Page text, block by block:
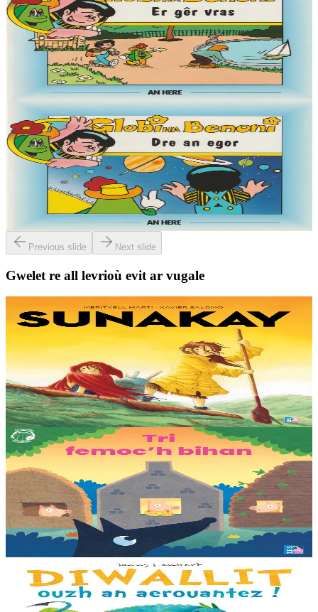
Globi ha Benoni - Er gêr vras (3)
« Demat, Globi eo ma anv, ha deuet on war an Douar da welet ma
mignon Benoni. Pell-pell amzer zo e oa ken brav ar blanedenn
m'edon o vevañ hag an Douar....
Er stok4,50 €
6 vloaz hag ouzhpenn
An Here
Globi ha Benoni - Dre an egor (2)
« Demat, Globi eo ma anv, ha deuet on war an Douar da welet ma
mignon Benoni. Pell-pell amzer zo e oa ken brav ar blanedenn
m'edon o vevañ hag an Douar....
Er stok4,50 €
Previous slide Next slide
Gwelet re all levrioù evit ar vugale
TES
Sunakay
Deuet eo ar mor da vezañ ur pezh lennad loustoni hep netra vev
ennañ ken. Div c’hoar zo o chom war un enez plastik, o klask bevañ
evel ma c’hallont, e-touez al lastez....
Er stok25,00 €
3 bloaz hag ouzhpenn
TES
Tri femoc'h bihan
Ur wech e oa tri femoc’h bihan hag a veve eürus gant o zud. Un
deiz koulskoude e voe poent da bep hini kaout e di ! Ur rummad
savet a-ratozh evit ar vugale...
Bannoù-heol
Diwallit ouzh an aerouantez !